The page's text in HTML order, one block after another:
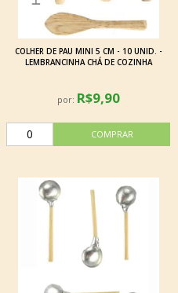
COLHER DE PAU MINI 5 CM - 10 UNID. -
LEMBRANCINHA CHÁ DE COZINHA
por: R$9,90